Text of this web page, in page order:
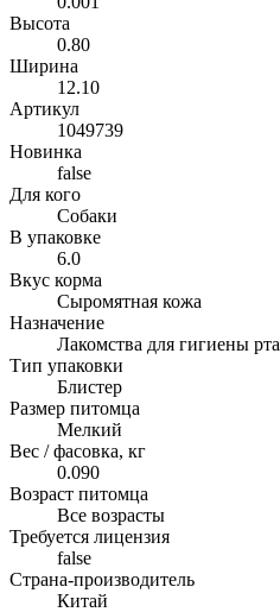
Высота
0.80
Ширина
12.10
Артикул
1049739
Новинка
false
Для кого
Собаки
В упаковке
6.0
Вкус корма
Сыромятная кожа
Назначение
Лакомства для гигиены рта
Тип упаковки
Блистер
Размер питомца
Мелкий
Вес / фасовка, кг
0.090
Возраст питомца
Все возрасты
Требуется лицензия
false
Страна-производитель
Китай